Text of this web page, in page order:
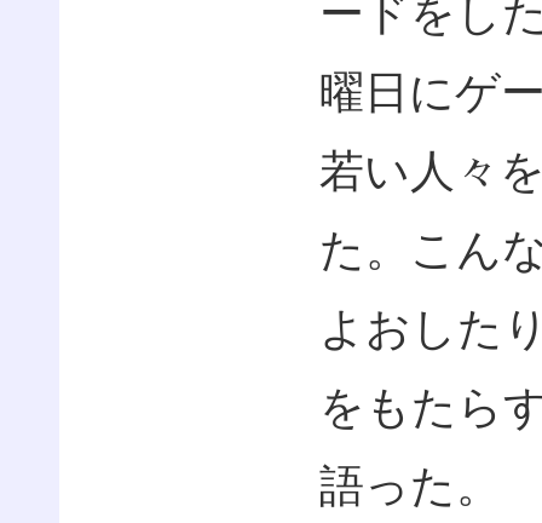
ードをし
曜日にゲ
若い人々
た。こん
よおした
をもたら
語った。